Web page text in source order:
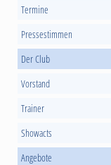
Termine
Pressestimmen
Der Club
Vorstand
Trainer
Showacts
Angebote